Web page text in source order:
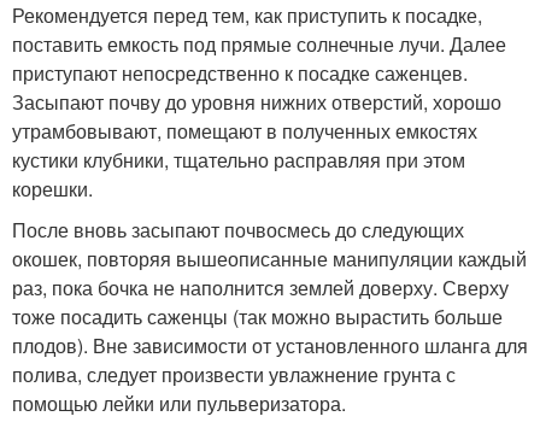
Рекомендуется перед тем, как приступить к посадке,
поставить емкость под прямые солнечные лучи. Далее
приступают непосредственно к посадке саженцев.
Засыпают почву до уровня нижних отверстий, хорошо
утрамбовывают, помещают в полученных емкостях
кустики клубники, тщательно расправляя при этом
корешки.
После вновь засыпают почвосмесь до следующих
окошек, повторяя вышеописанные манипуляции каждый
раз, пока бочка не наполнится землей доверху. Сверху
тоже посадить саженцы (так можно вырастить больше
плодов). Вне зависимости от установленного шланга для
полива, следует произвести увлажнение грунта с
помощью лейки или пульверизатора.